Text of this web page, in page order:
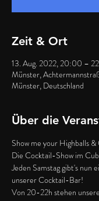
Zeit & Ort
13. Aug. 2022, 20:00 –
Münster,
Münster, Deutschland
Über die
Show me your Highballs &
Die Cocktail-Show im
Jeden Samstag gibt's nun
unserer Cocktail-Bar!
Von 20-22h stehen